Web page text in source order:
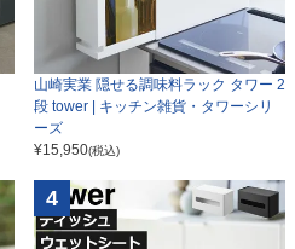
山崎実業 隠せる調味料ラック タワー 2
段 tower | キッチン雑貨・タワーシリ
ーズ
¥15,950(税込)
4